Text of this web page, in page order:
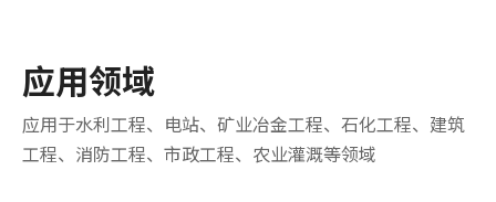
应用领域
应用于水利工程、电站、矿业冶金工程、石化工程、建筑
工程、消防工程、市政工程、农业灌溉等领域